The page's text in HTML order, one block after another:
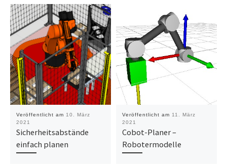
Veröffentlicht am 10. März
2021
Sicherheitsabstände
einfach planen
Veröffentlicht am 11. März
2021
Cobot-Planer –
Robotermodelle